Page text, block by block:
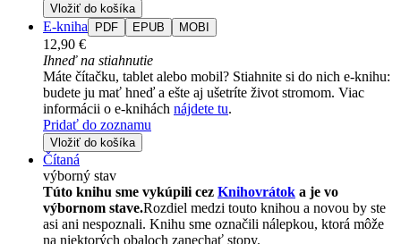
Vložiť do košíka
E-kniha PDF EPUB MOBI
12,90 €
Ihneď na stiahnutie
Máte čítačku, tablet alebo mobil? Stiahnite si do nich e-knihu:
budete ju mať hneď a ešte aj ušetríte život stromom. Viac
informácii o e-knihách nájdete tu.
Pridať do zoznamu
Vložiť do košíka
Čítaná
výborný stav
Túto knihu sme vykúpili cez Knihovrátok a je vo
výbornom stave.Rozdiel medzi touto knihou a novou by ste
asi ani nespoznali. Knihu sme označili nálepkou, ktorá môže
na niektorých obaloch zanechať stopy.